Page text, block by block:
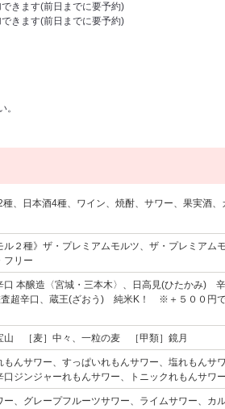
きます(前日までに要予約)
きます(前日までに要予約)
、日本酒4種、ワイン、焼酎、サワー、果実酒
ル２種》ザ・プレミアムモルツ、ザ・プレミア
フリー
本醸造〈宮城・三本木〉、日高見(ひたかみ)
超辛口、蔵王(ざおう) 純米K！ ※＋５００円で
山 ［麦］中々、一粒の麦 ［甲類］鏡月
もんサワー、すっぱいれもんサワー、塩れもんサ
口ジンジャーれもんサワー、トニックれもんサワー
、グレープフルーツサワー、ライムサワー、カ